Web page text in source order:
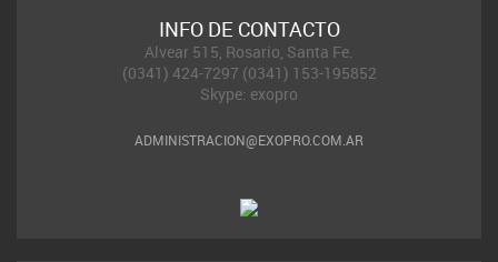
INFO DE CONTACTO
Alvear 515, Rosario, Santa Fe.
(0341) 424-7297 (0341) 153-195852
Skype: exopro
ADMINISTRACION@EXOPRO.COM.AR